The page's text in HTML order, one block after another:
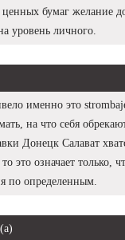
бумаг желание
уровень личного.
именно это
на что себя
Донецк Салават
это означает только,
по определенным.